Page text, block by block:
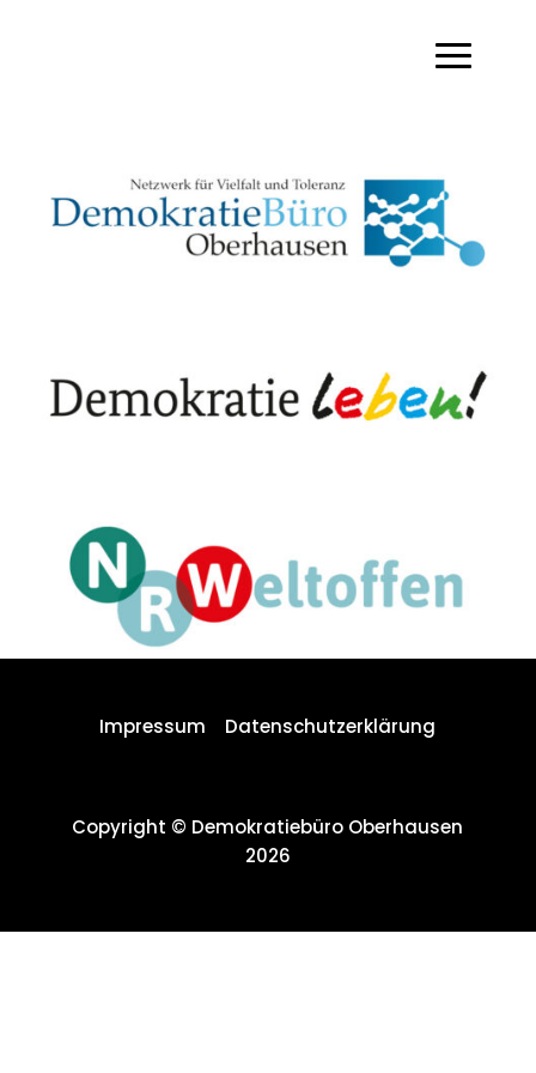
Impressum Datenschutzerklärung
Copyright © Demokratiebüro Oberhausen
2026